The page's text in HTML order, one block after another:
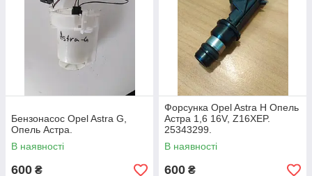
Бензонасос Opel Astra G,
Опель Астра.
В наявності
600 ₴
Форсунка Opel Astra H Опель
Астра 1,6 16V, Z16XEP.
25343299.
В наявності
600 ₴